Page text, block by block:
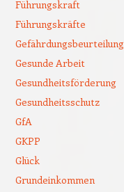
Führungskraft
Führungskräfte
Gefährdungsbeurteilung
Gesunde Arbeit
Gesundheitsförderung
Gesundheitsschutz
GfA
GKPP
Glück
Grundeinkommen